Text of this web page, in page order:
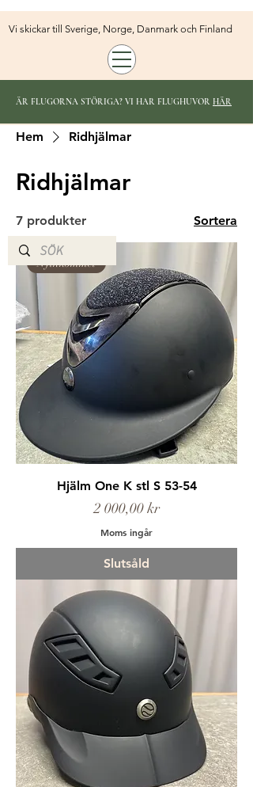
Vi skickar till Sverige, Norge, Danmark och Finland
ÄR FLUGORNA STÖRIGA? VI HAR FLUGHUVOR HÄR
Hem Ridhjälmar
Ridhjälmar
7 produkter Sortera
Nyinkommet
Hjälm One K stl S 53-54
Pris
2 000,00 kr
Moms ingår
Slutsåld